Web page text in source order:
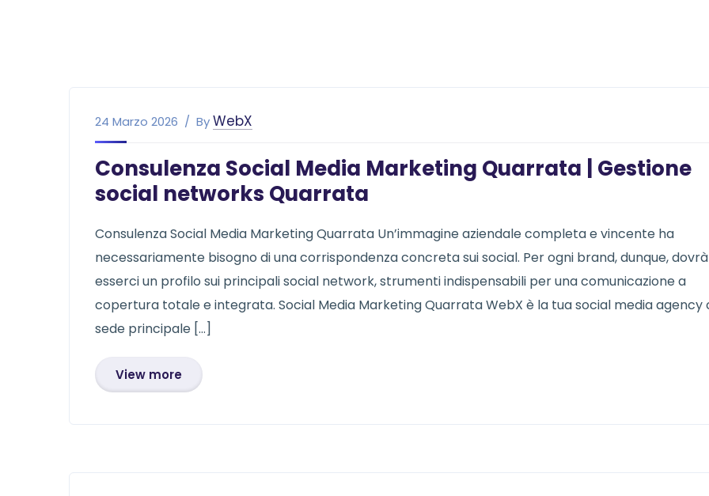
24 Marzo 2026 ByWebX
Consulenza Social Media Marketing Quarrata | Gestione
social networks Quarrata
Consulenza Social Media Marketing Quarrata Un’immagine aziendale completa e vincente ha
necessariamente bisogno di una corrispondenza concreta sui social. Per ogni brand, dunque, dovrà
esserci un profilo sui principali social network, strumenti indispensabili per una comunicazione a
copertura totale e integrata. Social Media Marketing Quarrata WebX è la tua social media agency
sede principale […]
View more